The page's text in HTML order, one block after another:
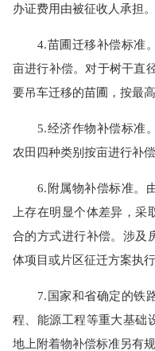
办证费用由被征收人承担。
4.苗圃迁移补偿标准。
亩进行补偿。对于树干直
要吊车迁移的苗圃，按最高
5.经济作物补偿标准。
农田四种类别按亩进行补偿
6.附属物补偿标准。由
上存在明显个体差异，
合的方式进行补偿。涉及
体项目或片区征迁方案执行
7.国家和省确定的铁路
程、能源工程等重大基础
地上附着物补偿标准另有